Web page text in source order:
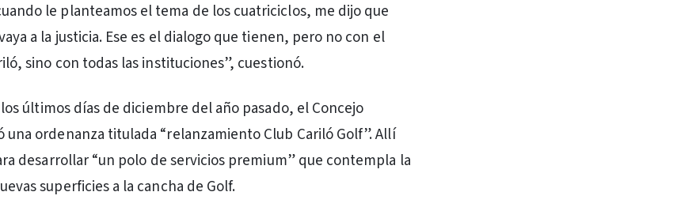
le planteamos el tema de los cuatriciclos, me dijo que
a la justicia. Ese es el dialogo que tienen, pero no con el
sino con todas las instituciones”, cuestionó.
últimos días de diciembre del año pasado, el Concejo
ordenanza titulada “relanzamiento Club Cariló Golf”. Allí
desarrollar “un polo de servicios premium” que contempla la
superficies a la cancha de Golf.